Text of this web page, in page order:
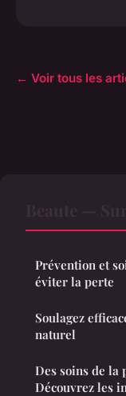
← Voir tous les
Prévention et
éviter la perte
Soulagez
naturel
Des soins de la
Découvrez les